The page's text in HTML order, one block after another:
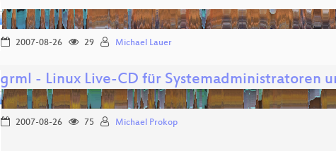
2007-08-26 29 Michael Lauer
grml - Linux Live-CD für Systemadministratoren
2007-08-26 75 Michael Prokop